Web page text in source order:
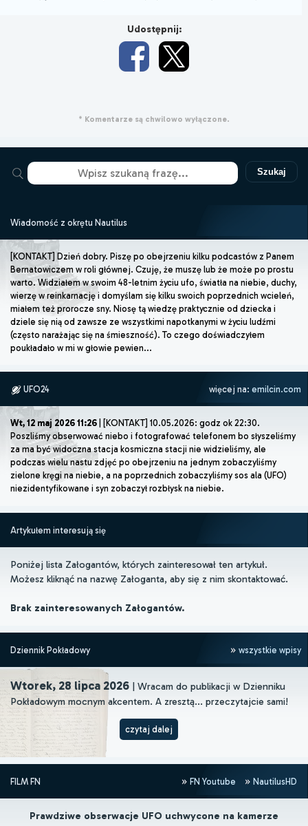
Udostępnij:
* Komentarze są chwilowo wyłączone.
Szukaj
Wiadomość z okrętu Nautilus
[KONTAKT] Dzień dobry. Piszę po obejrzeniu kilku podcastów z Panem
Bernatowiczem w roli głównej. Czuję, że muszę lub że może po prostu
warto. Widziałem w swoim 48-letnim życiu ufo, światła na niebie, duchy,
wierzę w reinkarnację i domyślam się kilku swoich poprzednich wcieleń,
miałem też prorocze sny. Niosę tą wiedzę praktycznie od dziecka i
dziele się nią od zawsze ze wszystkimi napotkanymi w życiu ludźmi
(często narażając się na śmieszność). To czego doświadczyłem
poukładało w mi w głowie pewien...
UFO24 więcej na: emilcin.com
Wt, 12 maj 2026 11:26 | [KONTAKT] 10.05.2026: godz ok 22:30.
Poszliśmy obserwować niebo i fotografować telefonem bo słyszeliśmy
za ma być widoczna stacja kosmiczna stacji nie widzieliśmy, ale
podczas wielu nastu zdjęć po obejrzeniu na jednym zobaczyliśmy
zielone kręgi na niebie, a na poprzednich zobaczyliśmy sos ala (UFO)
niezidentyfikowane i syn zobaczył rozbłysk na niebie.
Artykułem interesują się
Poniżej lista Załogantów, których zainteresował ten artykuł.
Możesz kliknąć na nazwę Załoganta, aby się z nim skontaktować.
Brak zainteresowanych Załogantów.
Dziennik Pokładowy wszystkie wpisy
Wtorek, 28 lipca 2026 | Wracam do publikacji w Dzienniku
Pokładowym mocnym akcentem. A zresztą... przeczytajcie sami!
czytaj dalej
FILM FN FN Youtube NautilusHD
Prawdziwe obserwacje UFO uchwycone na kamerze